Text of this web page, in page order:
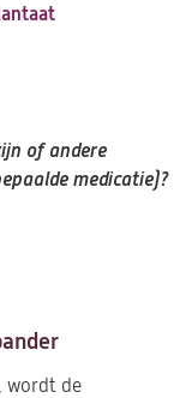
of andere
medicatie)?
wordt de